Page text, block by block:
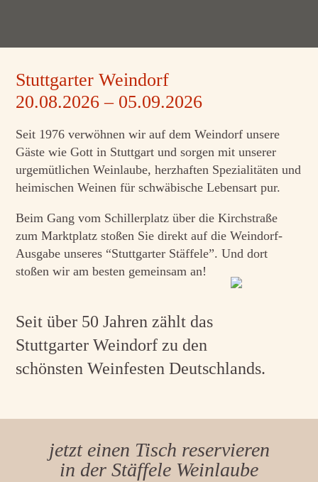
Stuttgarter Weindorf
20.08.2026 – 05.09.2026
Seit 1976 verwöhnen wir auf dem Weindorf unsere
Gäste wie Gott in Stuttgart und sorgen mit unserer
urgemütlichen Weinlaube, herzhaften Spezialitäten und
heimischen Weinen für schwäbische Lebensart pur.
Beim Gang vom Schillerplatz über die Kirchstraße
zum Marktplatz stoßen Sie direkt auf die Weindorf-
Ausgabe unseres “Stuttgarter Stäffele”. Und dort
stoßen wir am besten gemeinsam an!
Seit über 50 Jahren zählt das
Stuttgarter Weindorf zu den
schönsten Weinfesten Deutschlands.
jetzt einen Tisch reservieren
in der Stäffele Weinlaube